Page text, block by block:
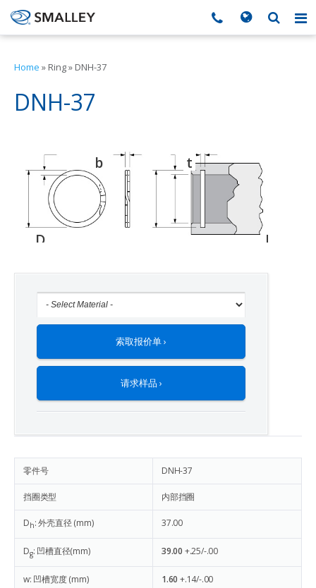
Search form
搜索
Home » Ring» DNH-37
DNH-37
b t
D
Do
索取报价单 ›
请求样品 ›
零件号 DNH-37
挡圈类型 内部挡圈
Dh: 外壳直径 (mm) 37.00
Dg: 凹槽直径(mm) 39.00 +.25/-.00
w: 凹槽宽度 (mm) 1.60 +.14/-.00